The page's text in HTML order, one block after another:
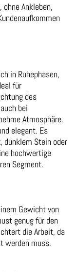
Ankleben,
in Ruhephasen,
für
des
bei
Atmosphäre.
elegant. Es
dunklem Stein oder
hochwertige
Segment.
Gewicht von
genug für den
die Arbeit, da
werden muss.